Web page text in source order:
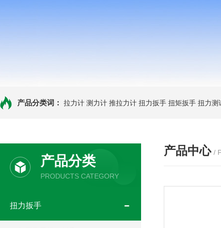
产品分类词： 拉力计 测力计 推拉力计 扭力扳手 扭矩扳手 扭力测
产品分类
PRODUCTS CATEGORY
扭力扳手
产品中心 /